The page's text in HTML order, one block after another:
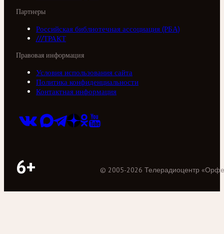
Партнеры
Российская библиотечная ассоциация (РБА)
///ТРАКТ
Правовая информация
Условия использования сайта
Политика конфиденциальности
Контактная информация
6+ © 2005-2026 Телерадиоцентр